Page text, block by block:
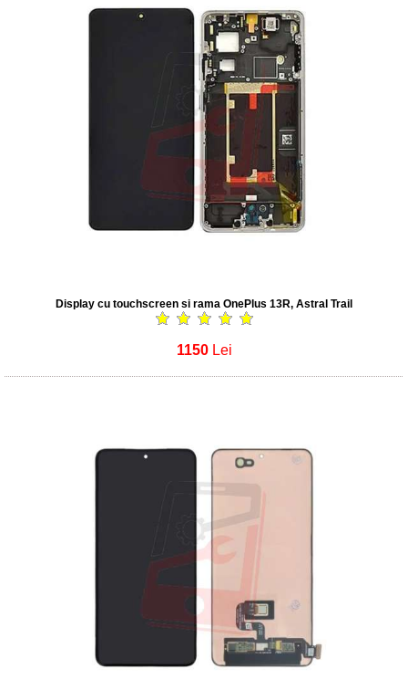
Display cu touchscreen si rama OnePlus 13R, Astral Trail
1150 Lei